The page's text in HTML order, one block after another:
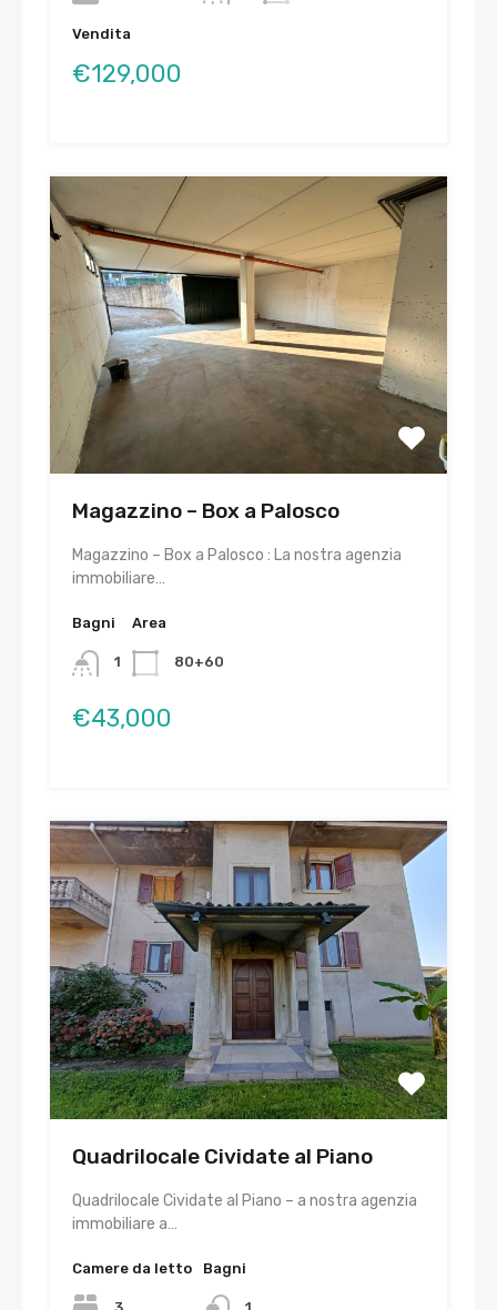
Vendita
€129,000
Magazzino – Box a Palosco
Magazzino – Box a Palosco : La nostra agenzia
immobiliare…
Bagni
1
Area
80+60
€43,000
Quadrilocale Cividate al Piano
Quadrilocale Cividate al Piano – a nostra agenzia
immobiliare a…
Camere da letto Bagni